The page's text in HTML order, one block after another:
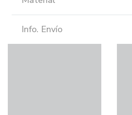
Info. Envío